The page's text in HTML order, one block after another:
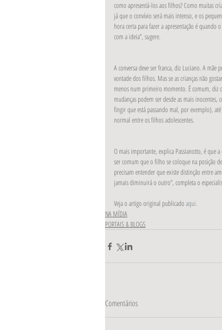
como apresentá-los aos filhos? Como muitas
já que o convívio será mais intenso, e os
hora certa para fazer a apresentação é
com a ideia”, sugere.
A conversa deve ser franca, diz Luciano. A
vontade dos filhos. Mas se as crianças não
menos num primeiro momento. É comum, diz
mudanças podem ser desde as mais
fingir que está passando mal, por exemplo),
normal entre os filhos adolescentes.
O mais importante, explica Passianotto, é que
ser comum que o filho se coloque na posição
precisam entender que existe distinção entre
jamais diminuirá o outro”, completa o
Veja o artigo original publicado aqui.
NA MÍDIA
PORTAIS & BLOGS
Comentários